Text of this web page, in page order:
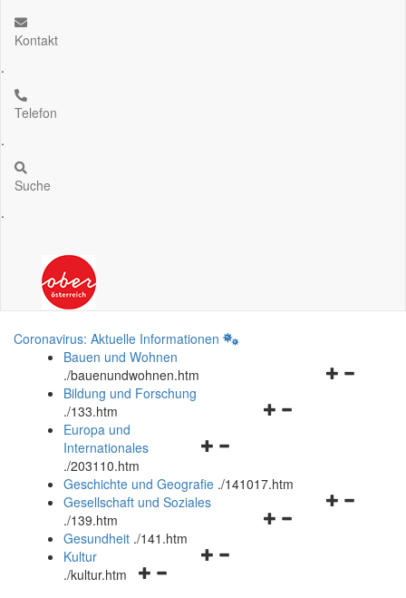
Kontakt
.
Telefon
.
Suche
.
Coronavirus: Aktuelle Informationen
Bauen und Wohnen
./bauenundwohnen.htm
Navigationsmenü
Bildung und Forschung
./133.htm
Navigationsmenü
und
schließen
Europa und
Internationales
./203110.htm
Geschichte und Geografie ./141017.htm
Navigationsmenü
Gesellschaft und Soziales
./139.htm
Navigationsmenü
Gesundheit ./141.htm
Navigationsmenü
Kultur
./kultur.htm